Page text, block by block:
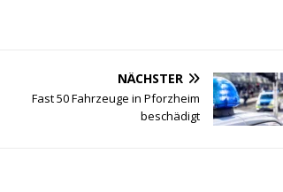
NÄCHSTER
Fast 50 Fahrzeuge in Pforzheim
beschädigt